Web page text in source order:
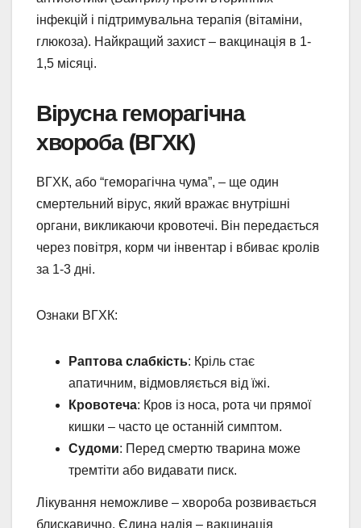
інфекцій і підтримувальна терапія (вітаміни,
глюкоза). Найкращий захист – вакцинація в 1-
1,5 місяці.
Вірусна геморагічна
хвороба (ВГХК)
ВГХК, або “геморагічна чума”, – ще один
смертельний вірус, який вражає внутрішні
органи, викликаючи кровотечі. Він передається
через повітря, корм чи інвентар і вбиває кролів
за 1-3 дні.
Ознаки ВГХК:
Раптова слабкість: Кріль стає
апатичним, відмовляється від їжі.
Кровотеча: Кров із носа, рота чи прямої
кишки – часто це останній симптом.
Судоми: Перед смертю тварина може
тремтіти або видавати писк.
Лікування неможливе – хвороба розвивається
блискавично. Єдина надія – вакцинація